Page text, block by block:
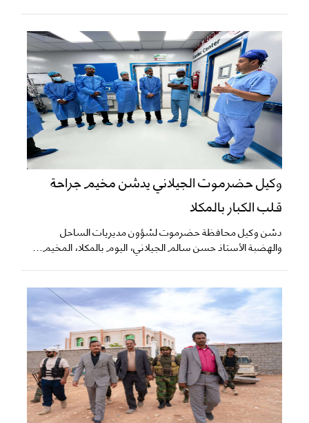
وكيل حضرموت الجيلاني يدشن مخيم جراحة
قلب الكبار بالمكلا
دشن وكيل محافظة حضرموت لشؤون مديريات الساحل
والهضبة الأستاذ حسن سالم الجيلاني، اليوم بالمكلا، المخيم...